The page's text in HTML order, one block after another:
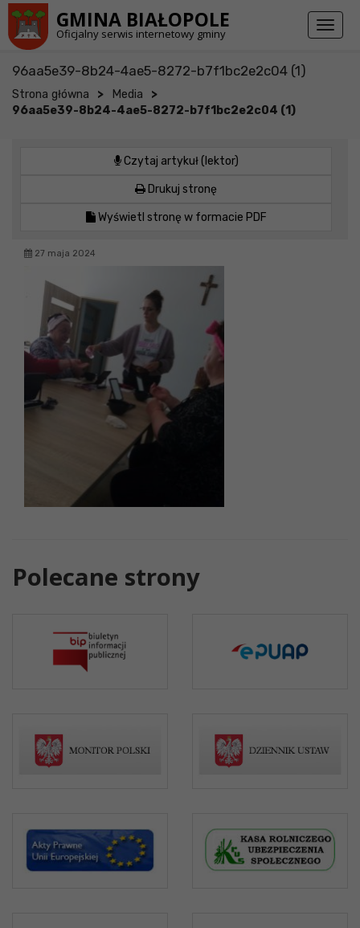
GMINA BIAŁOPOLE
Oficjalny serwis internetowy gminy
Toggle
96aa5e39-8b24-4ae5-8272-b7f1bc2e2c04 (1)
Strona główna > Media >
96aa5e39-8b24-4ae5-8272-b7f1bc2e2c04 (1)
Czytaj artykuł (lektor)
Drukuj stronę
Wyświetl stronę w formacie PDF
27 maja 2024
Polecane strony